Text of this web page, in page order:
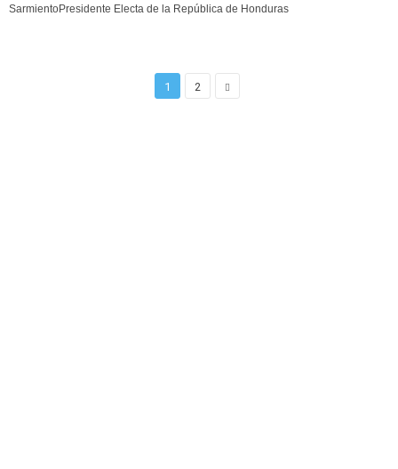
SarmientoPresidente Electa de la República de Honduras
1 2